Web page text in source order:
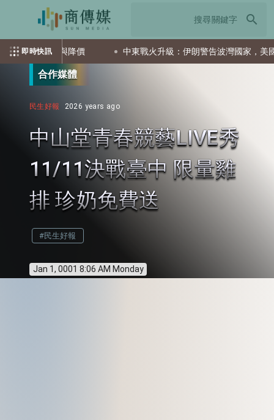
search
即時快訊
退款與降價 中東戰火升級：伊朗警告波灣國家，美國武器
合作媒體
民生好報 2026 years ago
中山堂青春競藝LIVE秀
11/11決戰臺中 限量雞
排 珍奶免費送
#民生好報
Jan 1, 0001 8:06 AM Monday